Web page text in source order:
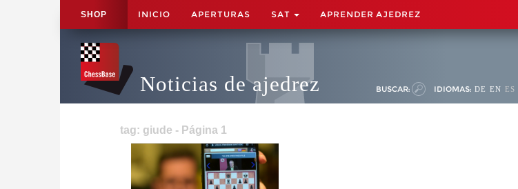
SHOP INICIO APERTURAS SAT APRENDER AJEDREZ
Noticias de ajedrez BUSCAR: IDIOMAS: DE EN ES
tag: giude - Página 1